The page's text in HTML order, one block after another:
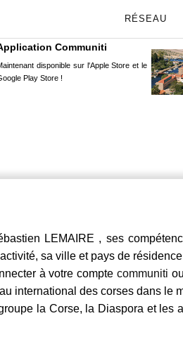
RÉSEAU
Communiti
disponible sur l'Apple Store et le
Play Store !
LEMAIRE , ses
sa ville et pays de
à votre comptecommuniti
international des corses dans le
la Corse, la Diaspora et les